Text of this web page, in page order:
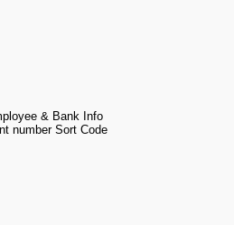
& Bank Info
number Sort Code